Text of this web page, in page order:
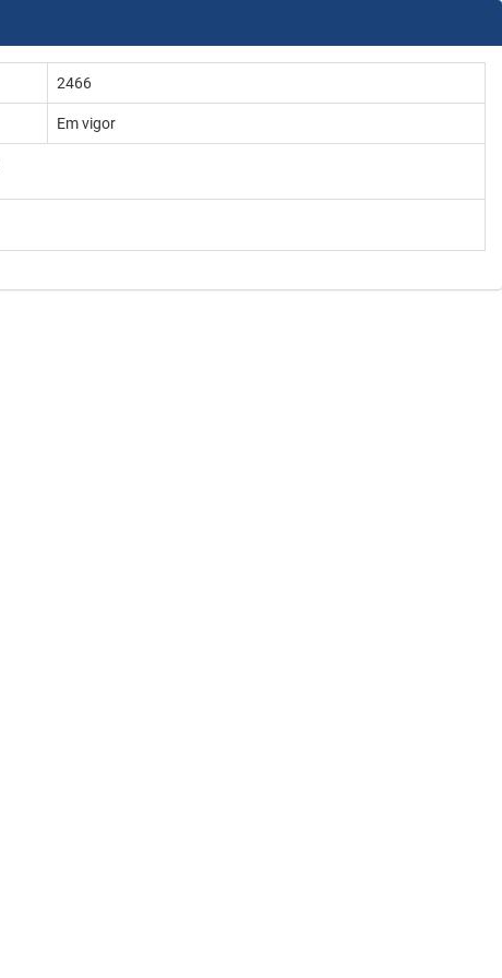
2466
Em vigor